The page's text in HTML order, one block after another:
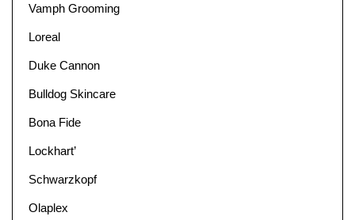
Vamph Grooming
Loreal
Duke Cannon
Bulldog Skincare
Bona Fide
Lockhart’
Schwarzkopf
Olaplex